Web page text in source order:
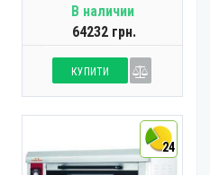
В наличии
64232 грн.
КУПИТИ
24